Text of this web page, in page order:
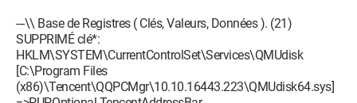
---\\ Base de Registres ( Clés, Valeurs, Données ). (21)
SUPPRIMÉ clé*:
HKLM\SYSTEM\CurrentControlSet\Services\QMUdisk
[C:\Program Files
(x86)\Tencent\QQPCMgr\10.10.16443.223\QMUdisk64.sys]